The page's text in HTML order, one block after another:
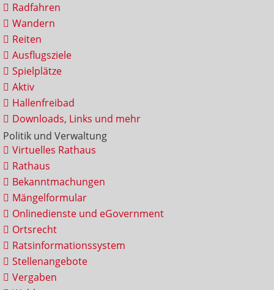
Radfahren
Wandern
Reiten
Ausflugsziele
Spielplätze
Aktiv
Hallenfreibad
Downloads, Links und mehr
Politik und Verwaltung
Virtuelles Rathaus
Rathaus
Bekanntmachungen
Mängelformular
Onlinedienste und eGovernment
Ortsrecht
Ratsinformationssystem
Stellenangebote
Vergaben